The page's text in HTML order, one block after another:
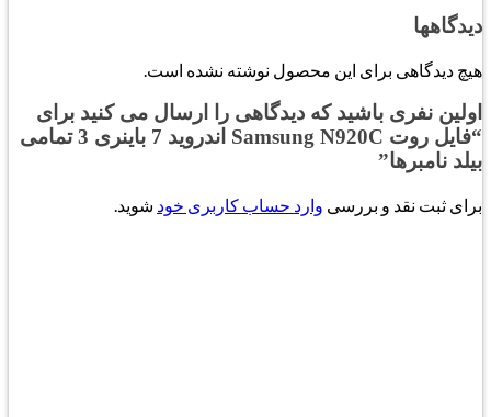
دیدگاهها
هیچ دیدگاهی برای این محصول نوشته نشده است.
اولین نفری باشید که دیدگاهی را ارسال می کنید برای
“فایل روت Samsung N920C اندروید 7 باینری 3 تمامی
بیلد نامبرها”
برای ثبت نقد و بررسی وارد حساب کاربری خودشوید.